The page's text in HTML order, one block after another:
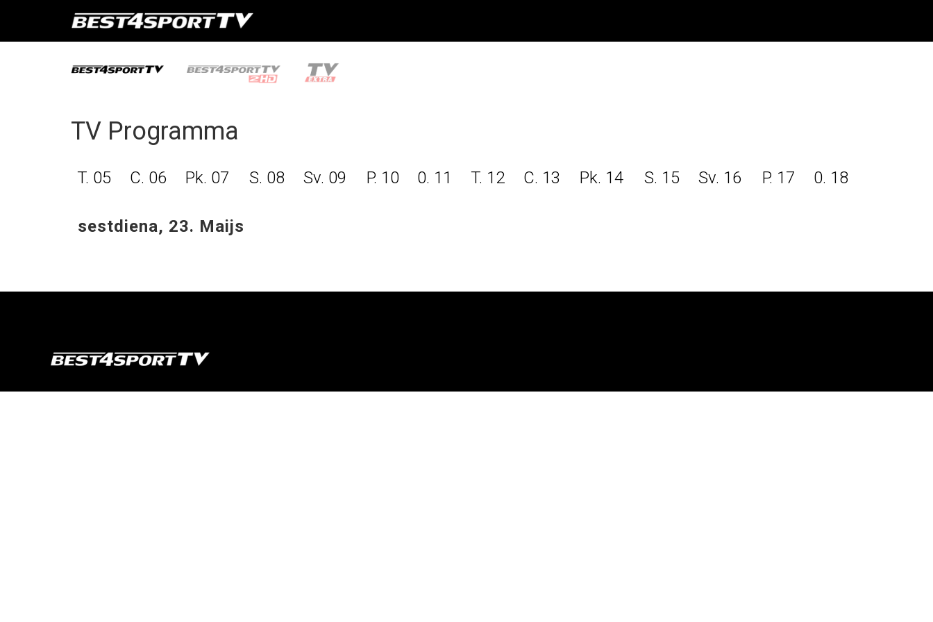
TV Programma
T. 05 C. 06 Pk. 07 S. 08 Sv. 09 P. 10 0. 11 T. 12 C. 13 Pk. 14 S. 15 Sv. 16 P. 17 0. 18
sestdiena, 23. Maijs